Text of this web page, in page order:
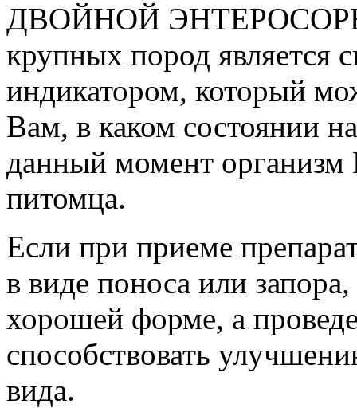
ДВОЙНОЙ
крупных пород является
индикатором, который
Вам, в каком состоянии
данный момент организм
питомца.
Если при приеме
в виде поноса или
хорошей форме, а
способствовать
вида.